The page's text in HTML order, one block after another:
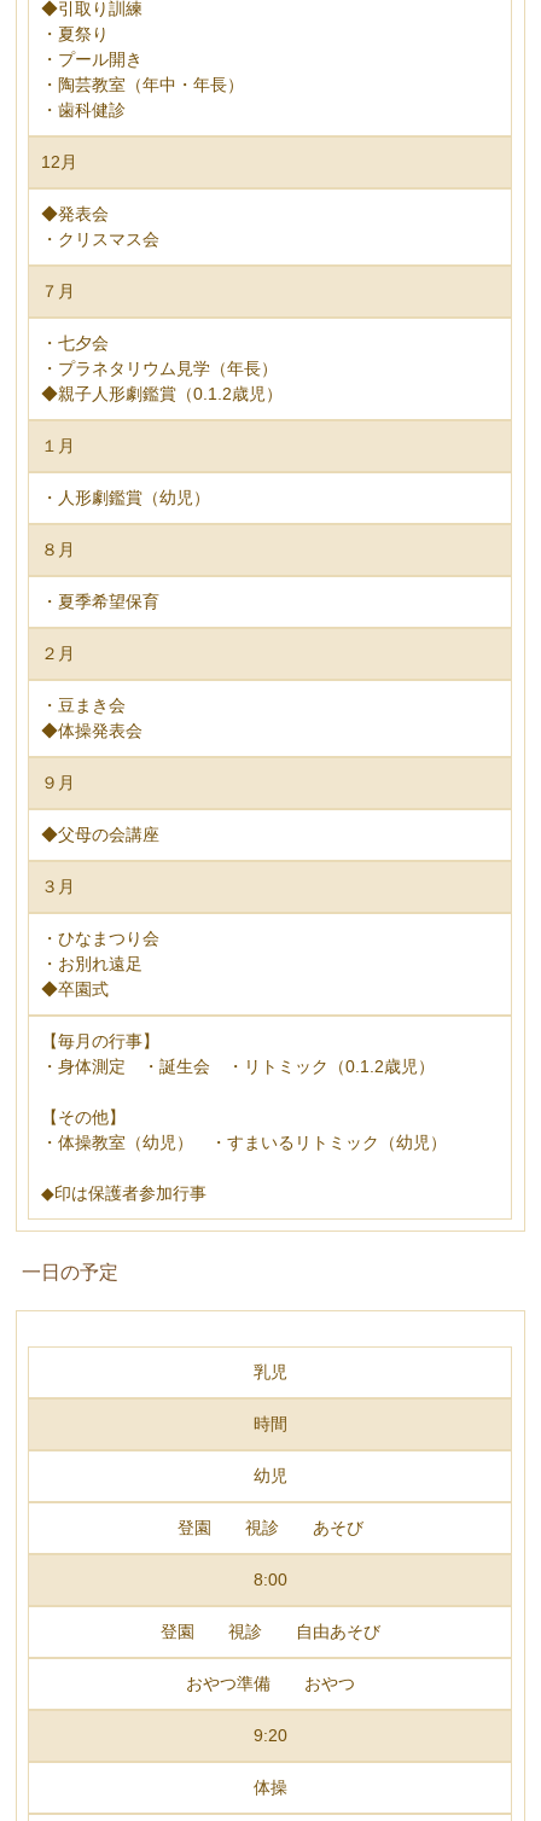
◆引取り訓練
・夏祭り
・プール開き
・陶芸教室（年中・年長）
・歯科健診
12月
◆発表会
・クリスマス会
７月
・七夕会
・プラネタリウム見学（年長）
◆親子人形劇鑑賞（0.1.2歳児）
１月
・人形劇鑑賞（幼児）
８月
・夏季希望保育
２月
・豆まき会
◆体操発表会
９月
◆父母の会講座
３月
・ひなまつり会
・お別れ遠足
◆卒園式
【毎月の行事】
・身体測定 ・誕生会 ・リトミック（0.1.2歳児）
【その他】
・体操教室（幼児） ・すまいるリトミック（幼児）
◆印は保護者参加行事
一日の予定
乳児
時間
幼児
登園 視診 あそび
8:00
登園 視診 自由あそび
おやつ準備 おやつ
9:20
体操